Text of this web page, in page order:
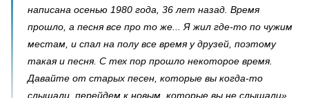
написана осенью 1980 года, 36 лет назад. Время
прошло, а песня все про то же... Я жил где-то по чужим
местам, и спал на полу все время у друзей, поэтому
такая и песня. С тех пор прошло некоторое время.
Давайте от старых песен, которые вы когда-то
слышали, перейдем к новым, которые вы не слышали».